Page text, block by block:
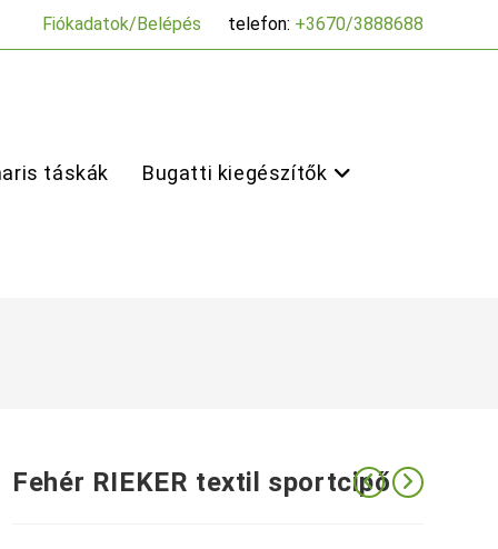
Fiókadatok/Belépés telefon: +3670/3888688
táskák Bugatti kiegészítők
Fehér RIEKER textil sportcipő